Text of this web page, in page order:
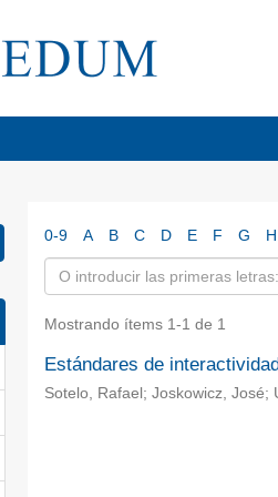
0-9 A B C D E F G H
Mostrando ítems 1-1 de 1
Estándares de
Sotelo, Rafael; Joskowicz, José;